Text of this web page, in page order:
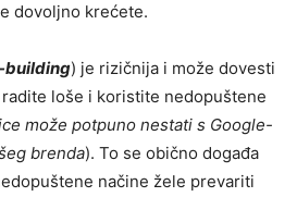
dovoljno krećete.
building) je rizičnija i može dovesti
loše i koristite nedopuštene
može potpuno nestati s Google-
brenda). To se obično događa
načine žele prevariti